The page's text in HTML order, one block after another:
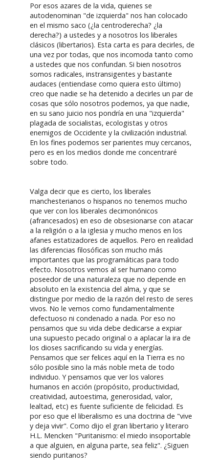
Por esos azares de la vida, quienes se
autodenominan "de izquierda" nos han colocado
en el mismo saco (¿la centroderecha? ¿la
derecha?) a ustedes y a nosotros los liberales
clásicos (libertarios). Esta carta es para decirles, de
una vez por todas, que nos incomoda tanto como
a ustedes que nos confundan. Si bien nosotros
somos radicales, instransigentes y bastante
audaces (entiendase como quiera esto último)
creo que nadie se ha detenido a decirles un par de
cosas que sólo nosotros podemos, ya que nadie,
en su sano juicio nos pondría en una "izquierda"
plagada de socialistas, ecologistas y otros
enemigos de Occidente y la civilización industrial.
En los fines podemos ser parientes muy cercanos,
pero es en los medios donde me concentraré
sobre todo.
Valga decir que es cierto, los liberales
manchesterianos o hispanos no tenemos mucho
que ver con los liberales decimonónicos
(afrancesados) en eso de obsesionarse con atacar
a la religión o a la iglesia y mucho menos en los
afanes estatizadores de aquellos. Pero en realidad
las diferencias filosóficas son mucho más
importantes que las programáticas para todo
efecto. Nosotros vemos al ser humano como
poseedor de una naturaleza que no depende en
absoluto en la existencia del alma, y que se
distingue por medio de la razón del resto de seres
vivos. No le vemos como fundamentalmente
defectuoso ni condenado a nada. Por eso no
pensamos que su vida debe dedicarse a expiar
una supuesto pecado original o a aplacar la ira de
los dioses sacrificando su vida y energías.
Pensamos que ser felices aquí en la Tierra es no
sólo posible sino la más noble meta de todo
individuo. Y pensamos que ver los valores
humanos en acción (propósito, productividad,
creatividad, autoestima, generosidad, valor,
lealtad, etc) es fuente suficiente de felicidad. Es
por eso que el liberalismo es una doctrina de "vive
y deja vivir". Como dijo el gran libertario y literaro
H.L. Mencken "Puritanismo: el miedo insoportable
a que alguien, en alguna parte, sea feliz". ¿Siguen
siendo puritanos?